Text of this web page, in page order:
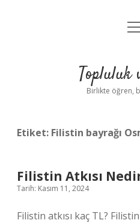
Yasal
Topluluk
Birlikte öğren,
Etiket: Filistin bayrağı
Filistin Atkısı
Tarih: Kasım 11, 2024
Filistin atkısı kaç TL?